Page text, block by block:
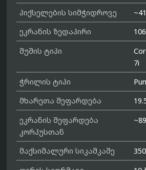
პიქსელების სიმჭიდროვე
ეკრანის ზედაპირი
შუშის ტიპი
7i
ჭრილის ტიპი
მხარეთა შეფარდება
ეკრანის შეფარდება
კორპუსთან
მაქსიმალური სიკაშკაშე